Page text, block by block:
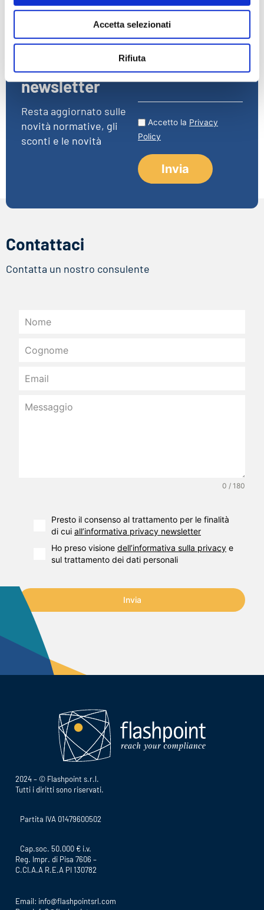
Accetta selezionati
Rifiuta
Iscriviti alla
newsletter
Resta aggiornato sulle
novità normative, gli
sconti e le novità
Email
Accetto la Privacy
Policy
Contattaci
Contatta un nostro consulente
0 / 180
Presto il consenso al trattamento per le finalità
di cui all’informativa privacy newsletter
Ho preso visione dell’informativa sulla privacy e
sul trattamento dei dati personali
Invia
2024 – © Flashpoint s.r.l.
Tutti i diritti sono riservati.
Partita IVA 01479600502
Cap.soc. 50.000 € i.v.
Reg. Impr. di Pisa 7606 –
C.CI.A.A R.E.A PI 130782
Email: info@flashpointsrl.com